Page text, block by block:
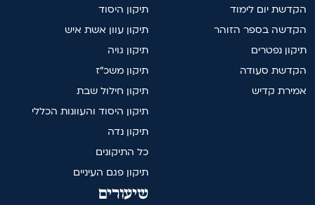
תיקון היסוד
תיקון עוון אשת איש
תיקון גויה
תיקון משכ"ז
תיקון חילול שבת
תיקון היסוד והעוונות הכללי
תיקון נדה
כל התיקונים
תיקון פגם העיניים
הקדשת יום לימוד
הקדשה בספר הזוהר
תיקון נפטרים
הקדשת סעודה
אמירת קדיש
שיעורים